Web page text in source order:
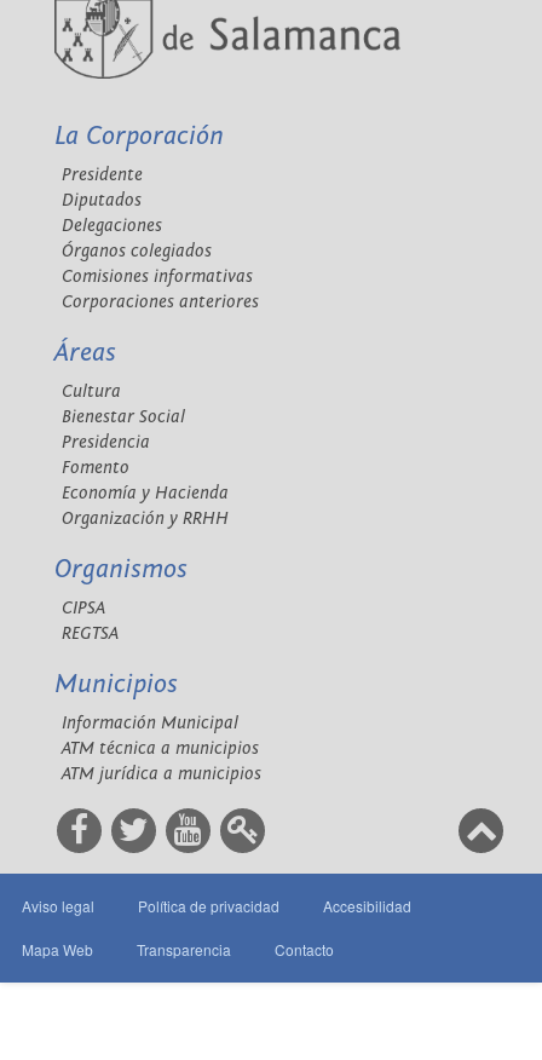
La Corporación
Presidente
Diputados
Delegaciones
Órganos colegiados
Comisiones informativas
Corporaciones anteriores
Áreas
Cultura
Bienestar Social
Presidencia
Fomento
Economía y Hacienda
Organización y RRHH
Organismos
CIPSA
REGTSA
Municipios
Información Municipal
ATM técnica a municipios
ATM jurídica a municipios
Aviso legal Política de privacidad Accesibilidad
Mapa Web Transparencia Contacto